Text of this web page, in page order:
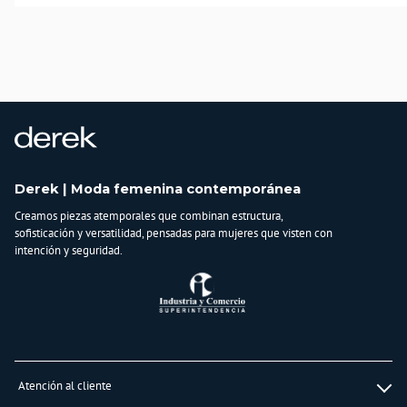
Cuidado y Lavado
Lavar en máquina, no usar blanqueadores,lavar y secar con colores similares y
planchar a temperatura tibia
88% poliester
Derek | Moda femenina contemporánea
Creamos piezas atemporales que combinan estructura,
sofisticación y versatilidad, pensadas para mujeres que visten con
intención y seguridad.
Atención al cliente